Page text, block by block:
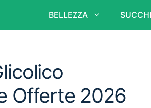
BELLEZZA SUCCHI
Offerte 2026